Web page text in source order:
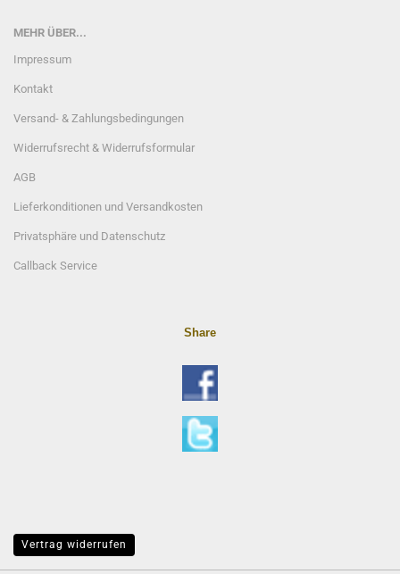
MEHR ÜBER...
Impressum
Kontakt
Versand- & Zahlungsbedingungen
Widerrufsrecht & Widerrufsformular
AGB
Lieferkonditionen und Versandkosten
Privatsphäre und Datenschutz
Callback Service
Share
Vertrag widerrufen